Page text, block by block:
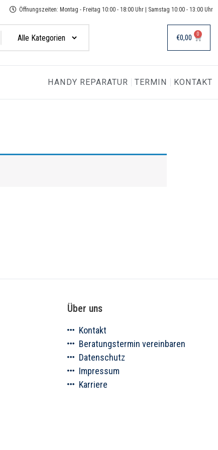
Öffnungszeiten: Montag - Freitag 10:00 - 18:00 Uhr | Samstag 10:00 - 13:00 Uhr
€0,00 0
HANDY REPARATUR TERMIN KONTAKT
Über uns
Kontakt
Beratungstermin vereinbaren
Datenschutz
Impressum
Karriere